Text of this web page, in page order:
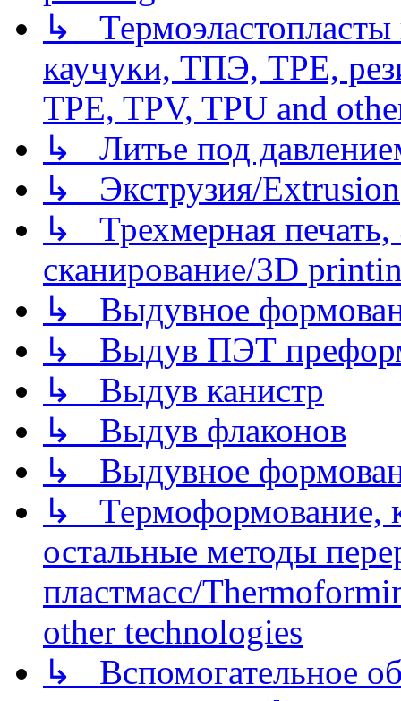
↳
каучуки, ТПЭ, TPE,
TPE, TPV, TPU and
↳ Литье под
↳ Экструзия/Extrusion
↳ Трехмерная
сканирование/3D
↳ Выдувное
↳ Выдув ПЭТ
↳ Выдув канистр
↳ Выдув флаконов
↳ Выдувное
↳ Термоформование,
остальные методы
пластмасс/
other technologies
↳ Вспомогательное